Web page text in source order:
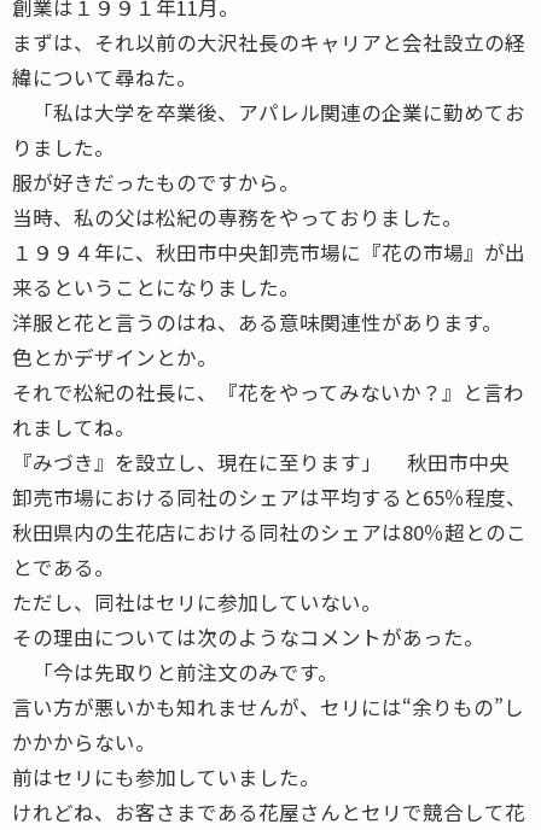
創業は１９９１年11月。
まずは、それ以前の大沢社長のキャリアと会社設立の経
緯について尋ねた。
「私は大学を卒業後、アパレル関連の企業に勤めてお
りました。
服が好きだったものですから。
当時、私の父は松紀の専務をやっておりました。
１９９４年に、秋田市中央卸売市場に『花の市場』が出
来るということになりました。
洋服と花と言うのはね、ある意味関連性があります。
色とかデザインとか。
それで松紀の社長に、『花をやってみないか？』と言わ
れましてね。
『みづき』を設立し、現在に至ります」 秋田市中央
卸売市場における同社のシェアは平均すると65％程度、
秋田県内の生花店における同社のシェアは80％超とのこ
とである。
ただし、同社はセリに参加していない。
その理由については次のようなコメントがあった。
「今は先取りと前注文のみです。
言い方が悪いかも知れませんが、セリには“余りもの”し
かかからない。
前はセリにも参加していました。
けれどね、お客さまである花屋さんとセリで競合して花